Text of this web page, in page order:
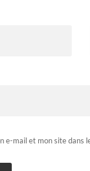
e-mail et mon site dans